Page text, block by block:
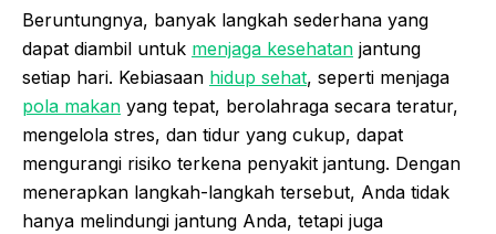
Beruntungnya, banyak langkah sederhana yang
dapat diambil untuk menjaga kesehatan jantung
setiap hari. Kebiasaan hidup sehat, seperti menjaga
pola makan yang tepat, berolahraga secara teratur,
mengelola stres, dan tidur yang cukup, dapat
mengurangi risiko terkena penyakit jantung. Dengan
menerapkan langkah-langkah tersebut, Anda tidak
hanya melindungi jantung Anda, tetapi juga